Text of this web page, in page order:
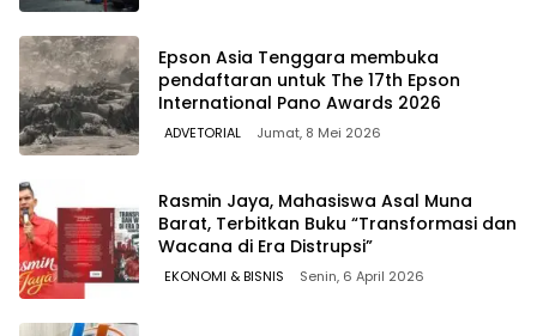
Epson Asia Tenggara membuka
pendaftaran untuk The 17th Epson
International Pano Awards 2026
ADVETORIAL Jumat, 8 Mei 2026
Rasmin Jaya, Mahasiswa Asal Muna
Barat, Terbitkan Buku “Transformasi dan
Wacana di Era Distrupsi”
EKONOMI & BISNIS Senin, 6 April 2026